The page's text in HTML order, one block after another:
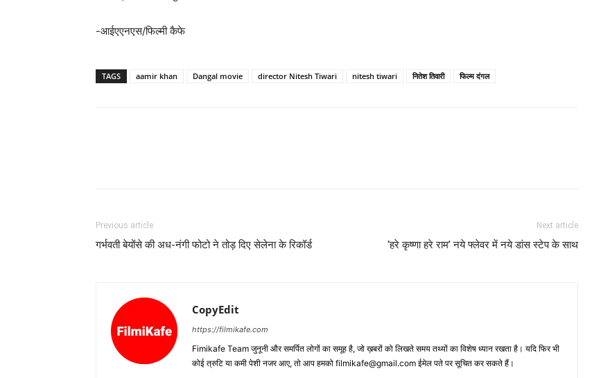
-आईएएनएस/फिल्‍मी कैफे
TAGS aamir khan Dangal movie director Nitesh Tiwari nitesh tiwari नितेश तिवारी फिल्‍म दंगल
Previous article
गर्भवती बेयोंसे की अध-नंगी फोटो ने तोड़ दिए सेलेना के रिकॉर्ड
Next article
‘हरे कृष्‍णा हरे राम’ नये फ्लेवर में नये डांस स्‍टेप के साथ
CopyEdit
https://filmikafe.com
Fimikafe Team जुनूनी और समर्पित लोगों का समूह है, जो ख़बरों को लिखते समय तथ्‍यों का विशेष ध्‍यान रखता है। यदि फिर भी
कोई त्रुटि या कमी पेशी नजर आए, तो आप हमको filmikafe@gmail.com ईमेल पते पर सूचित कर सकते हैं।